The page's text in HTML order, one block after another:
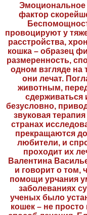
Эмоциональное
фактор
провоцируют у
расстройства,
кошка – образец
размеренность,
одном взгляде на
они лечат.
животным,
сдерживаться
безусловно,
звуковая
странах
прекращаются
любители, и
проходит их
Валентина
и говорит о том,
помощи урчания
заболеваниях
ученых было
кошек – не